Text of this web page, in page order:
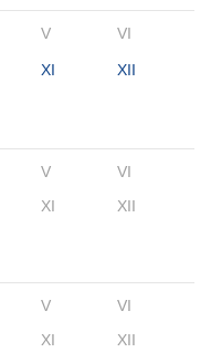
V VI
XI XII
V
VI
XI XII
V
VI
XI XII